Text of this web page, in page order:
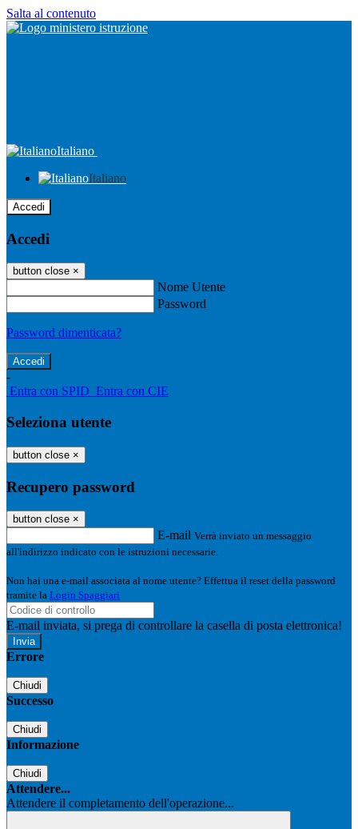
Salta al contenuto
Italiano
Italiano
Accedi
Accedi
button close ×
Nome Utente
Password
Password dimenticata?
-
Entra con SPID Entra con CIE
Seleziona utente
button close ×
Recupero password
button close ×
E-mail Verrà inviato un messaggio
all'indirizzo indicato con le istruzioni necessarie.
Non hai una e-mail associata al nome utente? Effettua il reset della password
tramite la Login Spaggiari
E-mail inviata, si prega di controllare la casella di posta elettronica!
Errore
Chiudi
Successo
Chiudi
Informazione
Chiudi
Attendere...
Attendere il completamento dell'operazione...